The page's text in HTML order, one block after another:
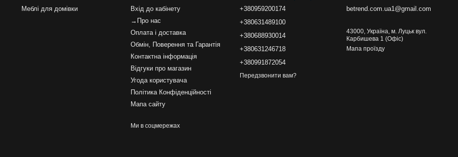
Меблі для домівки
Вхід до кабінету
→Про нас
Оплата і доставка
Обмін, Поверення та Гарантія
Контактна інформація
Відгуки про магазин
Угода користувача
Політика Конфіденційності
Мапа сайту
Ми в соцмережах
+380959200174
+380631489100
+380688930014
+380631246718
+380991872054
Передзвонити вам?
betrend.com.ua1@gmail.com
43000, Україна, м. Луцьк вул.
Карбишева 1 (Офіс)
Мапа проїзду